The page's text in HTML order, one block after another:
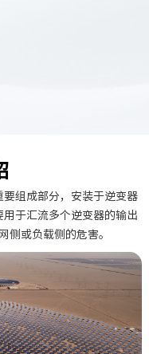
组成部分，安装于逆变器
于汇流多个逆变器的输出
侧或负载侧的危害。